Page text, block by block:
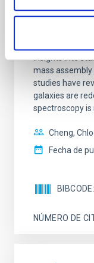
SUSPENSE
Spatially
insights into
mass
studies have
galaxies are
spectroscopy
Cheng,
Fecha de
BIBCODE
NÚMERO DE